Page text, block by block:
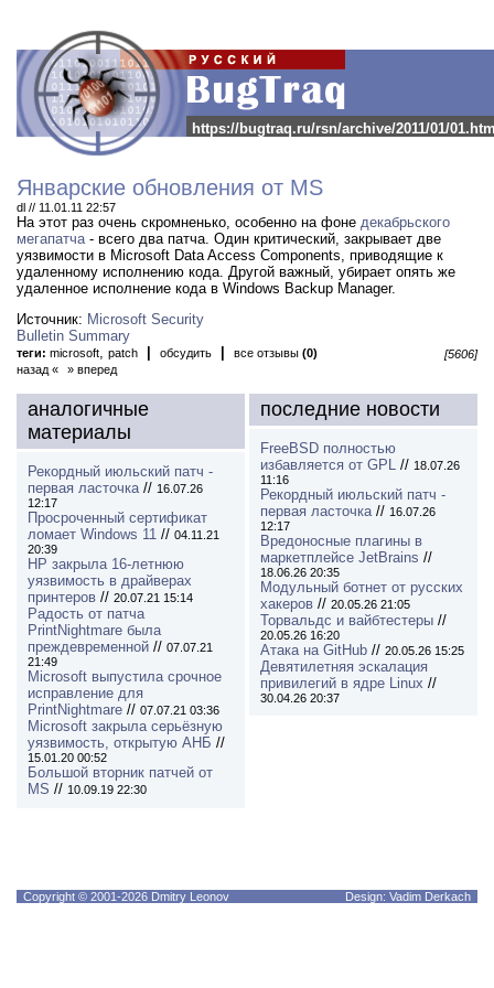
https://bugtraq.ru/rsn/archive/2011/01/
Январские обновления от MS
dl // 11.01.11 22:57
На этот раз очень скромненько, особенно на фоне декабрьского
мегапатча- всего два патча. Один критический, закрывает две
уязвимости в Microsoft Data Access Components, приводящие к
удаленному исполнению кода. Другой важный, убирает опять же
удаленное исполнение кода в Windows Backup Manager.
Источник: Microsoft Security
Bulletin Summary
теги: microsoft, patch обсудить все отзывы (0)
[5606]
назад «
» вперед
аналогичные
материалы
Рекордный июльский патч -
первая ласточка// 16.07.26
12:17
Просроченный сертификат
ломает Windows 11 // 04.11.21
20:39
HP закрыла 16-летнюю
уязвимость в драйверах
принтеров // 20.07.21 15:14
Радость от патча
PrintNightmare была
преждевременной // 07.07.21
21:49
Microsoft выпустила срочное
исправление для
PrintNightmare // 07.07.21 03:36
Microsoft закрыла серьёзную
уязвимость, открытую АНБ //
15.01.20 00:52
Большой вторник патчей от
MS // 10.09.19 22:30
последние новости
FreeBSD полностью
избавляется от GPL // 18.07.26
11:16
Рекордный июльский патч -
первая ласточка// 16.07.26
12:17
Вредоносные плагины в
маркетплейсе JetBrains //
18.06.26 20:35
Модульный ботнет от русских
хакеров // 20.05.26 21:05
Торвальдс и вайбтестеры //
20.05.26 16:20
Атака на GitHub // 20.05.26 15:25
Девятилетняя эскалация
привилегий в ядре Linux //
30.04.26 20:37
Copyright © 2001-2026 Dmitry Leonov Design: Vadim Derkach